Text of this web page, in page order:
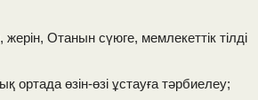
жерін, Отанын сүюге, мемлекеттік тілді
ортада өзін-өзі ұстауға тәрбиелеу;